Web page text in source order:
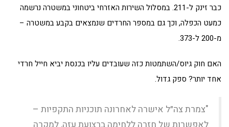
כבר זינק ל-211. במסלול השירות האזרחי ביטחוני במשטרה נרשמה
כמעט הכפלה, וכך גם במספר החרדים שנמצאים בקבע במשטרה –
מ-200 ל-373.
האם חוק גיוס/השתמטות כזה שעובדים עליו בכנסת יביא חייל חרדי
אחד יותר? ספק גדול.
"צמרת צה״ל אישרה לאחרונה תוכניות התקפיות –